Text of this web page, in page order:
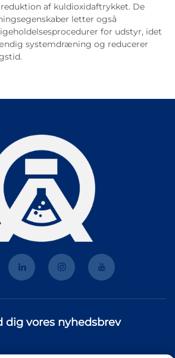
af kuldioxidaftrykket. De
letter også
for udstyr, idet
systemdræning og reducerer
dig vores nyhedsbrev